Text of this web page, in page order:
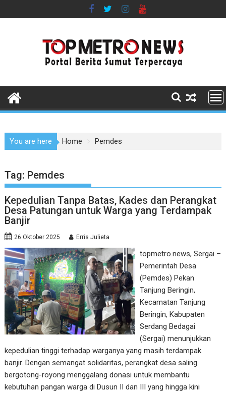
to
You are here Home Pemdes
Tag: Pemdes
Kepedulian Tanpa Batas, Kades dan Perangkat
Desa Patungan untuk Warga yang Terdampak
Banjir
26 Oktober 2025 Erris Julieta
topmetro.news, Sergai –
Pemerintah Desa
(Pemdes) Pekan
Tanjung Beringin,
Kecamatan Tanjung
Beringin, Kabupaten
Serdang Bedagai
(Sergai) menunjukkan
kepedulian tinggi terhadap warganya yang masih terdampak
banjir. Dengan semangat solidaritas, perangkat desa saling
bergotong-royong menggalang donasi untuk membantu
kebutuhan pangan warga di Dusun II dan III yang hingga kini